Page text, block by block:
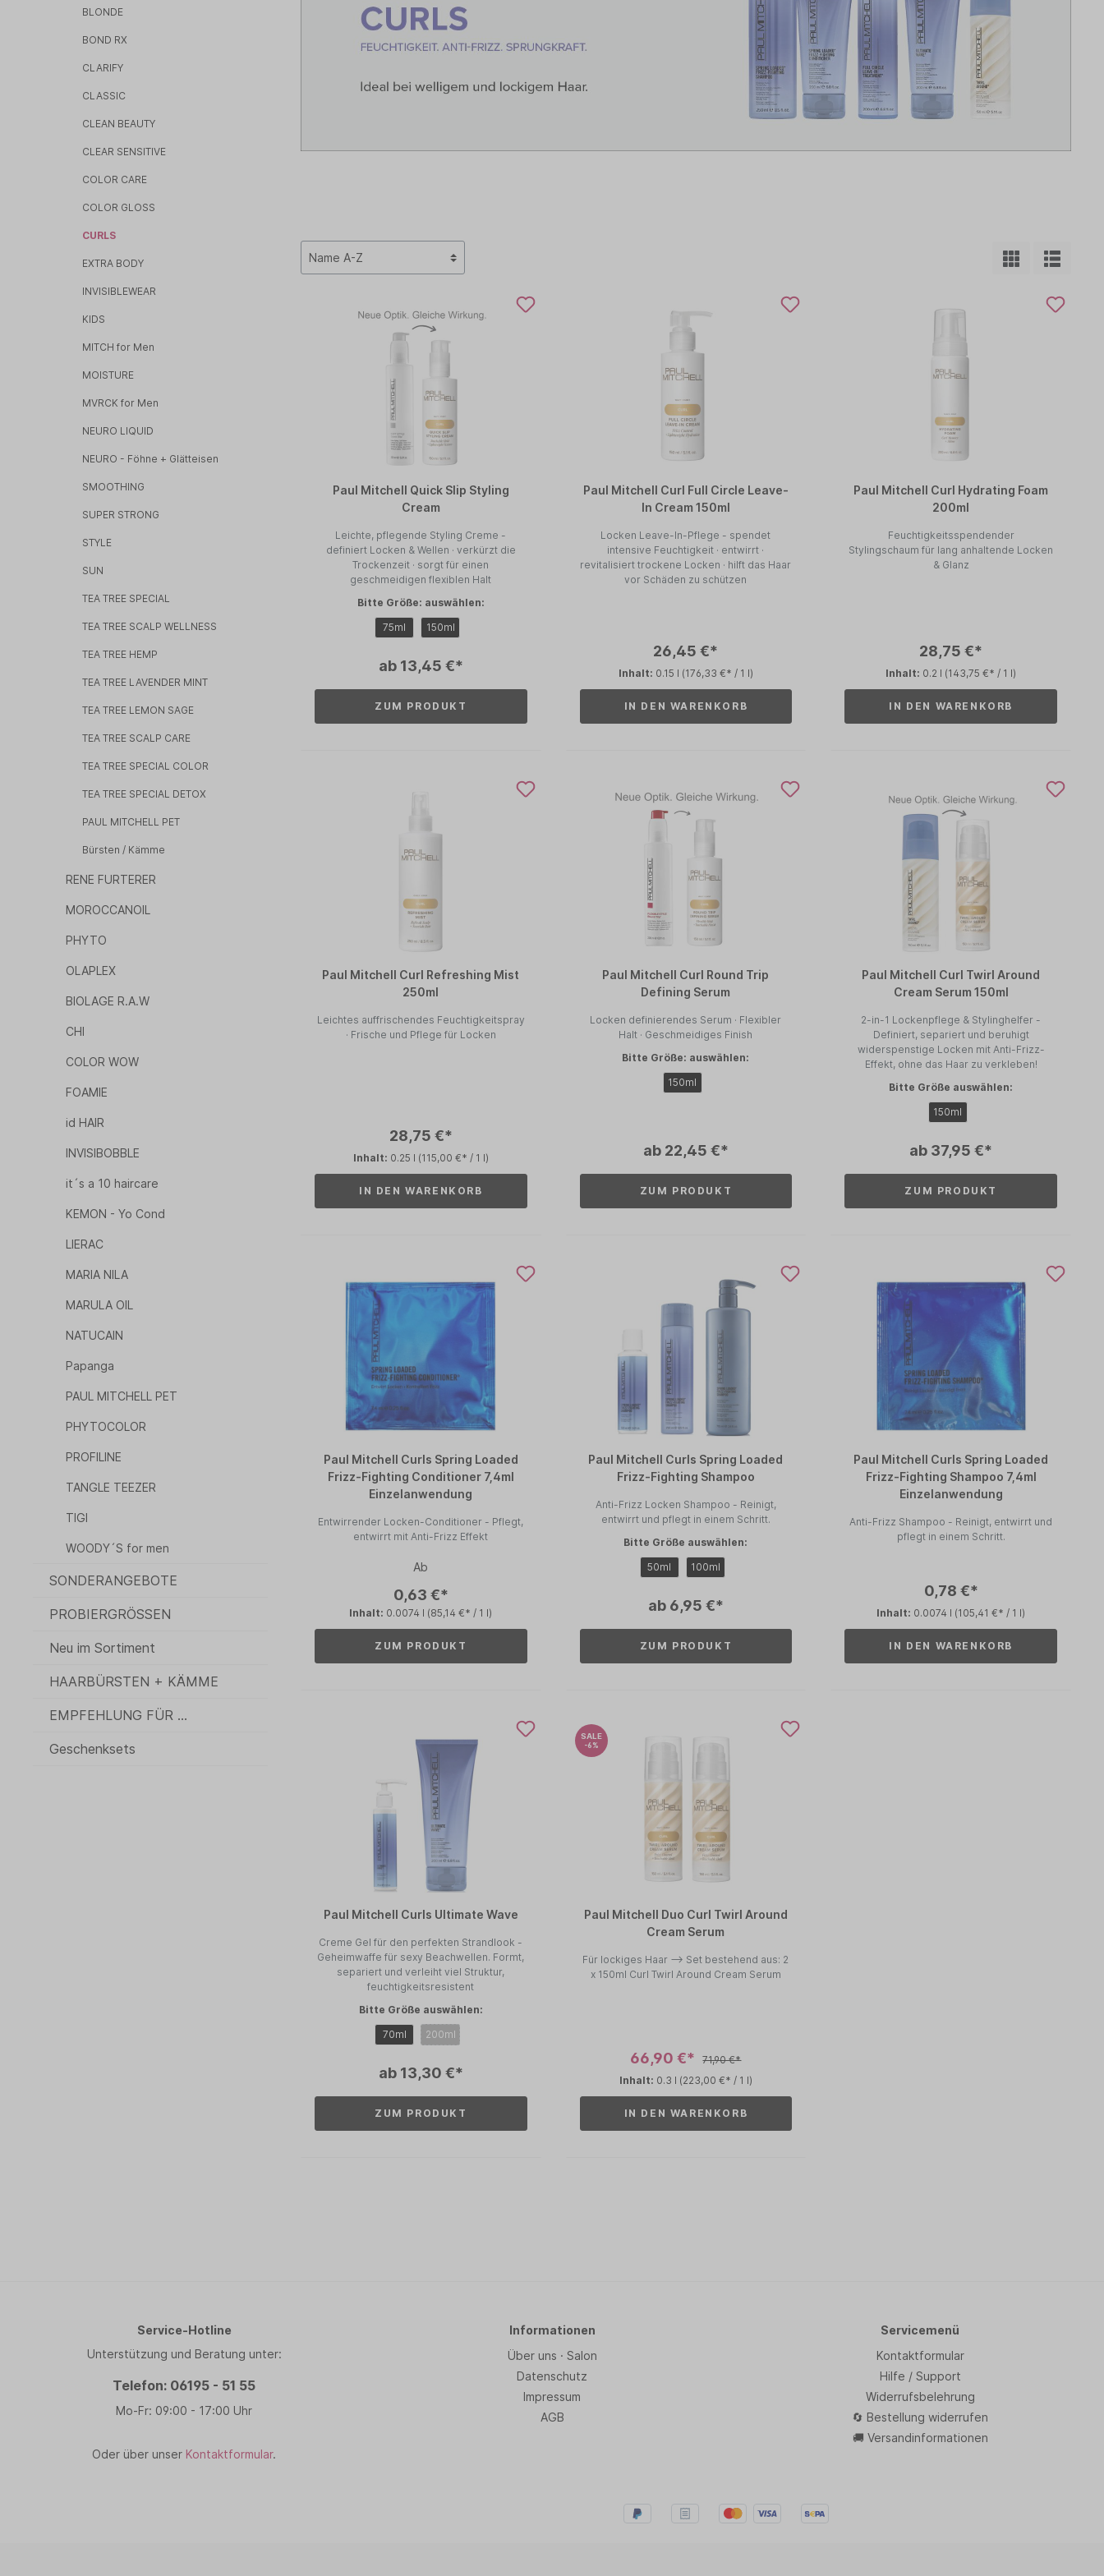
PAUL MITCHELL PHYTO
RENE FURTERER
TANGLE TEEZER TIGI WOODY´S for men
BLONDE
BOND RX
CLARIFY
CLASSIC
CLEAN BEAUTY
CLEAR SENSITIVE
COLOR CARE
COLOR GLOSS
CURLS
EXTRA BODY
INVISIBLEWEAR
KIDS
MITCH for Men
MOISTURE
MVRCK for Men
NEURO LIQUID
NEURO - Föhne + Glätteisen
SMOOTHING
SUPER STRONG
STYLE
SUN
TEA TREE SPECIAL
TEA TREE SCALP WELLNESS
TEA TREE HEMP
TEA TREE LAVENDER MINT
TEA TREE LEMON SAGE
TEA TREE SCALP CARE
TEA TREE SPECIAL COLOR
TEA TREE SPECIAL DETOX
PAUL MITCHELL PET
Bürsten / Kämme
RENE FURTERER
MOROCCANOIL
PHYTO
OLAPLEX
BIOLAGE R.A.W
CHI
COLOR WOW
FOAMIE
id HAIR
INVISIBOBBLE
it´s a 10 haircare
KEMON - Yo Cond
LIERAC
MARIA NILA
MARULA OIL
NATUCAIN
Papanga
PAUL MITCHELL PET
PHYTOCOLOR
PROFILINE
TANGLE TEEZER
TIGI
WOODY´S for men
SONDERANGEBOTE
PROBIERGRÖSSEN
Neu im Sortiment
HAARBÜRSTEN + KÄMME
EMPFEHLUNG FÜR ...
Geschenksets
Paul Mitchell Quick Slip Styling
Cream
Leichte, pflegende Styling Creme -
definiert Locken & Wellen · verkürzt die
Trockenzeit · sorgt für einen
geschmeidigen flexiblen Halt
Bitte Größe: auswählen:
75ml
150ml
ab 13,45 €*
ZUM PRODUKT
Paul Mitchell Curl Full Circle Leave-
In Cream 150ml
Locken Leave-In-Pflege - spendet
intensive Feuchtigkeit · entwirrt ·
revitalisiert trockene Locken · hilft das Haar
vor Schäden zu schützen
26,45 €*
Inhalt: 0.15 l (176,33 €* / 1 l)
IN DEN WARENKORB
Paul Mitchell Curl Hydrating Foam
200ml
Feuchtigkeitsspendender
Stylingschaum für lang anhaltende Locken
& Glanz
28,75 €*
Inhalt: 0.2 l (143,75 €* / 1 l)
IN DEN WARENKORB
Paul Mitchell Curl Refreshing Mist
250ml
Leichtes auffrischendes Feuchtigkeitspray
· Frische und Pflege für Locken
28,75 €*
Inhalt: 0.25 l (115,00 €* / 1 l)
IN DEN WARENKORB
Paul Mitchell Curl Round Trip
Defining Serum
Locken definierendes Serum · Flexibler
Halt · Geschmeidiges Finish
Bitte Größe: auswählen:
150ml
ab 22,45 €*
ZUM PRODUKT
Paul Mitchell Curl Twirl Around
Cream Serum 150ml
2-in-1 Lockenpflege & Stylinghelfer -
Definiert, separiert und beruhigt
widerspenstige Locken mit Anti-Frizz-
Effekt, ohne das Haar zu verkleben!
Bitte Größe auswählen:
150ml
ab 37,95 €*
ZUM PRODUKT
Paul Mitchell Curls Spring Loaded
Frizz-Fighting Conditioner 7,4ml
Einzelanwendung
Entwirrender Locken-Conditioner - Pflegt,
entwirrt mit Anti-Frizz Effekt
Ab
0,63 €*
Inhalt: 0.0074 l (85,14 €* / 1 l)
ZUM PRODUKT
Paul Mitchell Curls Spring Loaded
Frizz-Fighting Shampoo
Anti-Frizz Locken Shampoo - Reinigt,
entwirrt und pflegt in einem Schritt.
Bitte Größe auswählen:
50ml
100ml
ab 6,95 €*
ZUM PRODUKT
Paul Mitchell Curls Spring Loaded
Frizz-Fighting Shampoo 7,4ml
Einzelanwendung
Anti-Frizz Shampoo - Reinigt, entwirrt und
pflegt in einem Schritt.
0,78 €*
Inhalt: 0.0074 l (105,41 €* / 1 l)
IN DEN WARENKORB
Paul Mitchell Curls Ultimate Wave
Creme Gel für den perfekten Strandlook -
Geheimwaffe für sexy Beachwellen. Formt,
separiert und verleiht viel Struktur,
feuchtigkeitsresistent
Bitte Größe auswählen:
70ml
200ml
ab 13,30 €*
ZUM PRODUKT
SALE
-6%
Paul Mitchell Duo Curl Twirl Around
Cream Serum
Für lockiges Haar --> Set bestehend aus: 2
x 150ml Curl Twirl Around Cream Serum
66,90 €*
71,90 €*
Inhalt: 0.3 l (223,00 €* / 1 l)
IN DEN WARENKORB
Service-Hotline
Unterstützung und Beratung unter:
Telefon: 06195 - 51 55
Mo-Fr: 09:00 - 17:00 Uhr
Oder über unser Kontaktformular.
Informationen
Über uns · Salon
Datenschutz
Impressum
AGB
Servicemenü
Kontaktformular
Hilfe / Support
Widerrufsbelehrung
🔄 Bestellung widerrufen
🚚 Versandinformationen